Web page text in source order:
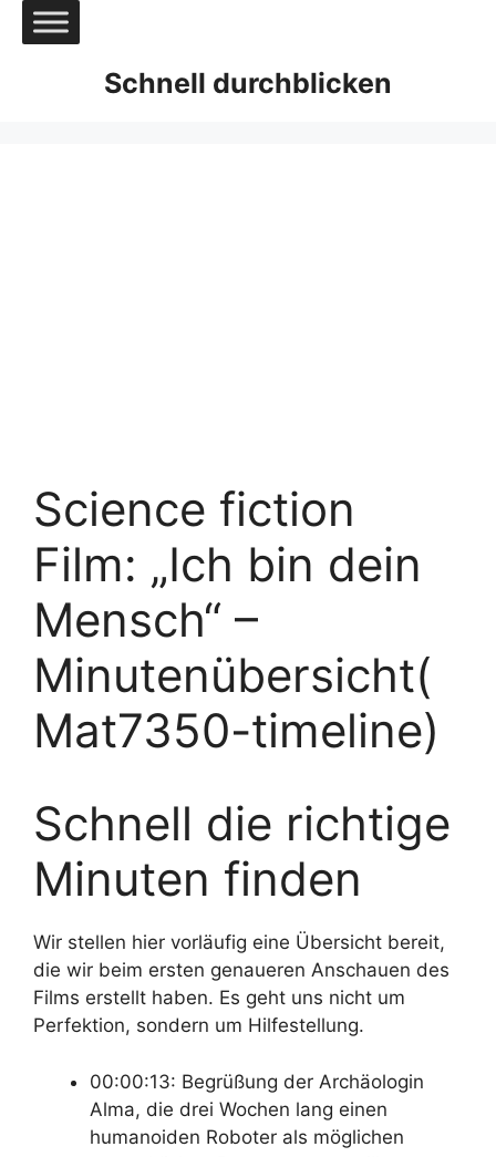
Zum
Inhalt
Schnell durchblicken
Science fiction
Film: „Ich bin dein
Mensch“ –
Minutenübersicht(
Mat7350-timeline)
Schnell die richtige
Minuten finden
Wir stellen hier vorläufig eine Übersicht bereit,
die wir beim ersten genaueren Anschauen des
Films erstellt haben. Es geht uns nicht um
Perfektion, sondern um Hilfestellung.
00:00:13: Begrüßung der Archäologin
Alma, die drei Wochen lang einen
humanoiden Roboter als möglichen